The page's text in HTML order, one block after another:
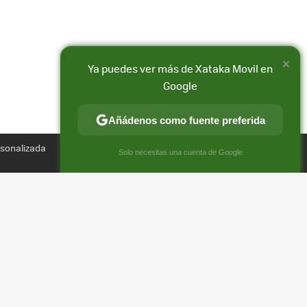
Compartir
FACEBOOK
X
E-
×
Ya puedes ver más de Xataka Movil en
Google
Añádenos como fuente preferida
Solo necesitas una cuenta de Google